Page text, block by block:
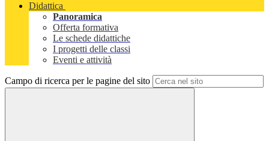
Didattica
Panoramica
Offerta formativa
Le schede didattiche
I progetti delle classi
Eventi e attività
Campo di ricerca per le pagine del sito